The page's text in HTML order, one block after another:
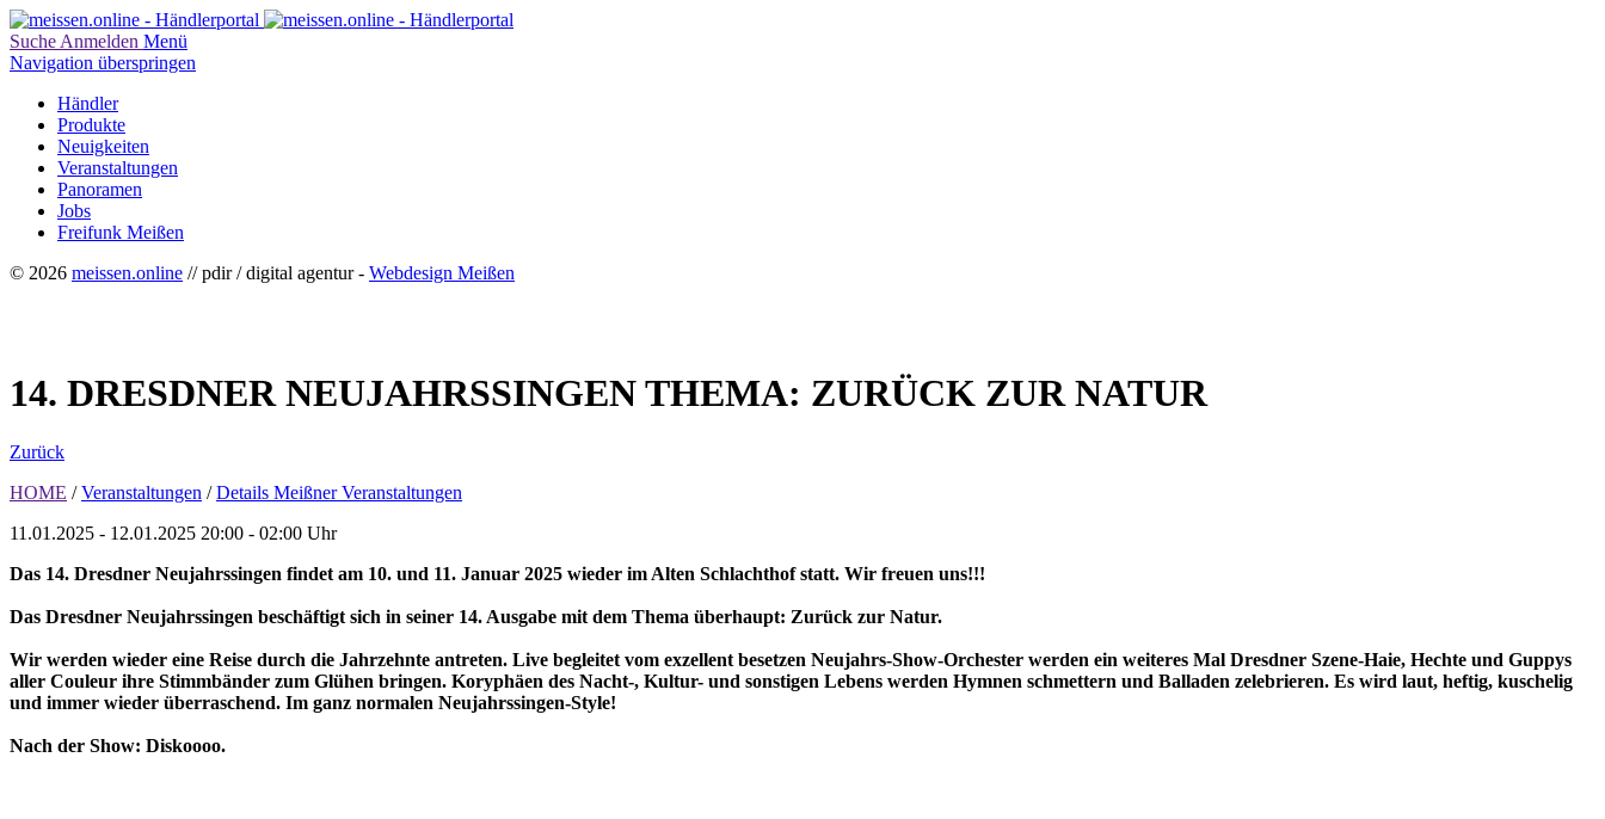
Suche Anmelden Menü
Navigation überspringen
Händler
Produkte
Neuigkeiten
Veranstaltungen
Panoramen
Jobs
Freifunk Meißen
© 2026 meissen.online // pdir / digital agentur - Webdesign Meißen
14. DRESDNER NEUJAHRSSINGEN THEMA: ZURÜCK ZUR NATUR
Zurück
HOME / Veranstaltungen / Details Meißner Veranstaltungen
11.01.2025 - 12.01.2025 20:00 - 02:00 Uhr
Das 14. Dresdner Neujahrssingen findet am 10. und 11. Januar 2025 wieder im Alten Schlachthof statt. Wir freuen uns!!!
Das Dresdner Neujahrssingen beschäftigt sich in seiner 14. Ausgabe mit dem Thema überhaupt: Zurück zur Natur.
Wir werden wieder eine Reise durch die Jahrzehnte antreten. Live begleitet vom exzellent besetzen Neujahrs-Show-Orchester werden ein weiteres Mal Dresdner Szene-Haie, Hechte und Guppys
aller Couleur ihre Stimmbänder zum Glühen bringen. Koryphäen des Nacht-, Kultur- und sonstigen Lebens werden Hymnen schmettern und Balladen zelebrieren. Es wird laut, heftig, kuschelig
und immer wieder überraschend. Im ganz normalen Neujahrssingen-Style!
Nach der Show: Diskoooo.